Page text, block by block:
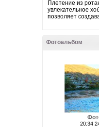
Плетение из
увлекательное
позволяет
Фотоальбом
20:34